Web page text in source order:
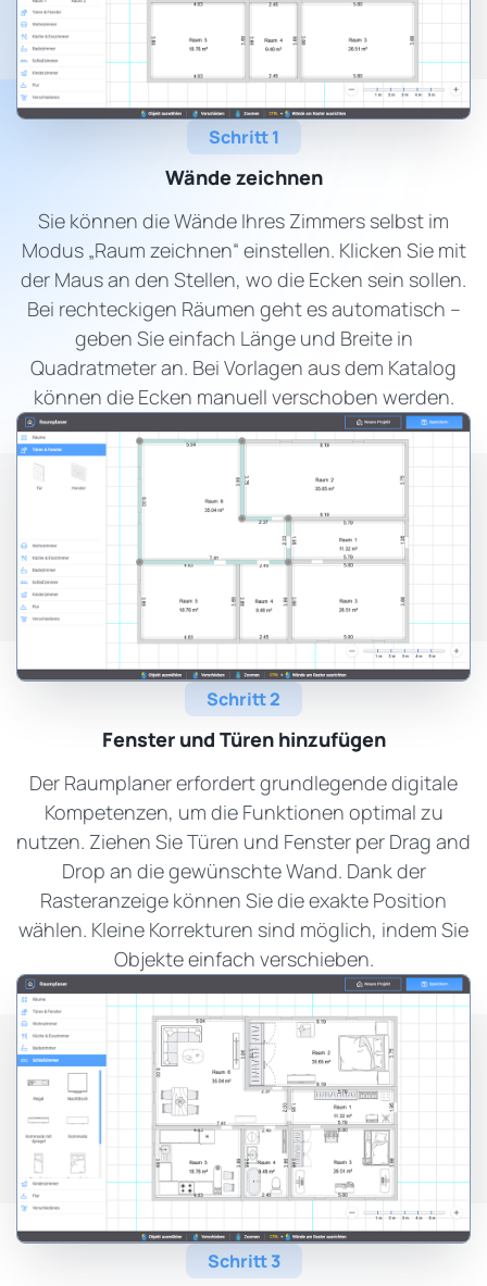
Schritt 1
Wände zeichnen
Sie können die Wände Ihres Zimmers selbst im
Modus „Raum zeichnen“ einstellen. Klicken Sie mit
der Maus an den Stellen, wo die Ecken sein sollen.
Bei rechteckigen Räumen geht es automatisch –
geben Sie einfach Länge und Breite in
Quadratmeter an. Bei Vorlagen aus dem Katalog
können die Ecken manuell verschoben werden.
Schritt 2
Fenster und Türen hinzufügen
Der Raumplaner erfordert grundlegende digitale
Kompetenzen, um die Funktionen optimal zu
nutzen. Ziehen Sie Türen und Fenster per Drag and
Drop an die gewünschte Wand. Dank der
Rasteranzeige können Sie die exakte Position
wählen. Kleine Korrekturen sind möglich, indem Sie
Objekte einfach verschieben.
Schritt 3